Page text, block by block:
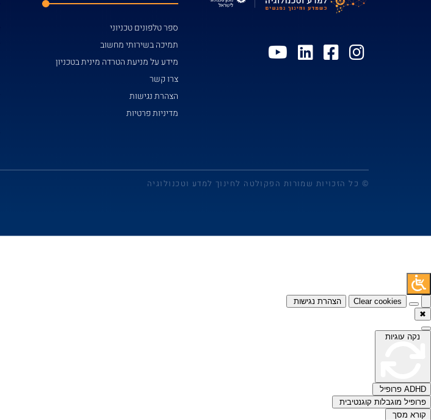
ספר טלפונים טכניוני
תמיכה בשירותי מחשוב
מידע על מניעת הטרדה מינית בטכניון
צרו קשר
הצהרת נגישות
מדיניות פרטיות
© כל הזכויות שמורות הפקולטה לחינוך למדע וטכנולוגיה
Clear cookies
הצהרת נגישות
✖
נקה עוגיות
ADHD פרופיל
פרופיל מוגבלות קוגנטיבית
קורא מסך